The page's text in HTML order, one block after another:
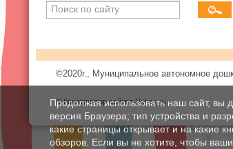
©2020г., Муниципальное автономное
© Конструктор сайтов Nubex.ru
Продолжая использовать наш сайт, вы
версия Браузера; тип устройства и
какие страницы открывает и на какие
обзоров. Если вы не хотите, чтобы